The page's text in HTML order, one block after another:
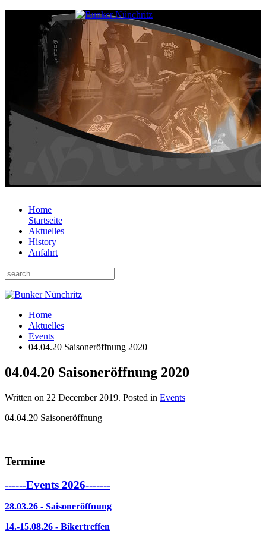
Home
Startseite
Aktuelles
History
Anfahrt
Home
Aktuelles
Events
04.04.20 Saisoneröffnung 2020
04.04.20 Saisoneröffnung 2020
Written on 22 December 2019. Posted in Events
04.04.20 Saisoneröffnung
Termine
------Events 2026-------
28.03.26 - Saisoneröffnung
14.-15.08.26 - Bikertreffen